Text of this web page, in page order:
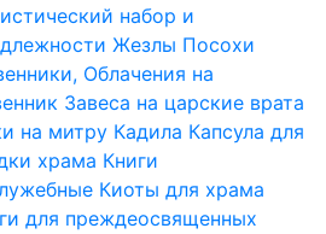
набор и
Жезлы Посохи
Облачения на
Завеса на царские врата
на митру Кадила Капсула для
храма Книги
Киоты для храма
для преждеосвященных